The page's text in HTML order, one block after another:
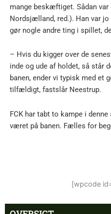
mange beskæftiget. Sådan
Nordsjælland, red.). Han var
gør nogle andre ting i spillet,
– Hvis du kigger over de
inde og ude af holdet, så står
banen, ender vi typisk med et
tilfældigt, fastslår Neestrup.
FCK har tabt to kampe i
været på banen. Fælles for
[wpcode